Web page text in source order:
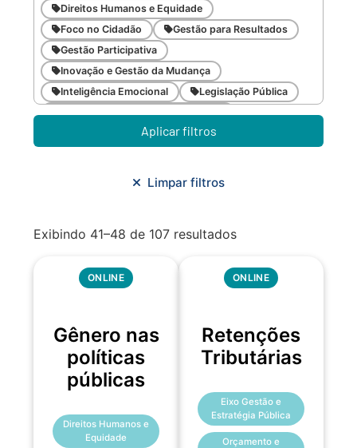
Direitos Humanos e Equidade
Foco no Cidadão
Gestão para Resultados
Gestão Participativa
Inovação e Gestão da Mudança
Inteligência Emocional
Legislação Pública
Meio Ambiente e Sustentabilidade
Metodologias Ágeis
Orçamento e Finanças
Planejamento Urbano/Mobilidade
Aplicar filtros
Limpar filtros
Exibindo 41–48 de 107 resultados
ONLINE
Gênero nas
políticas
públicas
Direitos Humanos e
Equidade
ONLINE
Retenções
Tributárias
Eixo Gestão e
Estratégia Pública
Orçamento e